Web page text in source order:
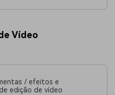
Vídeo
/ efeitos e
edição de vídeo